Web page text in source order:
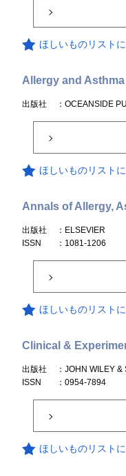
ほしいものリスト
Allergy and
出版社 ：OCEANSIDE
ほしいものリスト
Annals of Allergy,
出版社
：ELSEVIER
ISSN
：1081-1206
ほしいものリスト
Clinical &
出版社
：JOHN WILEY
ISSN
：0954-7894
ほしいものリスト